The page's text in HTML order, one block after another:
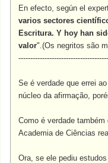
En efecto, según el
varios sectores
Escritura. Y hoy han
valor".(Os negritos são
Se é verdade que errei
núcleo da afirmação,
Como é verdade
Academia de Ciências
Ora, se ele pediu